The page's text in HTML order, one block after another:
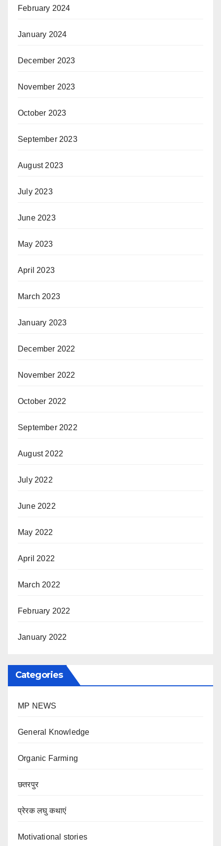
February 2024
January 2024
December 2023
November 2023
October 2023
September 2023
August 2023
July 2023
June 2023
May 2023
April 2023
March 2023
January 2023
December 2022
November 2022
October 2022
September 2022
August 2022
July 2022
June 2022
May 2022
April 2022
March 2022
February 2022
January 2022
Categories
MP NEWS
General Knowledge
Organic Farming
छतरपुर
प्रेरक लघु कथाएं
Motivational stories